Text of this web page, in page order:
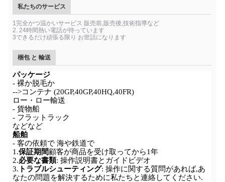
私たちのサービス
1完全かつ温かいサービス 販売前,販売後,技術指導など
2. 24時間熱い電話が待っています
3できるだけ頑張る限り お世話になります
梱包 と 輸送
パッケージ
- 裸か脱毛か
-->コンテナ (20GP,40GP,40HQ,40FR)
ロー・ロー輸送
- 貨物船
- フラットラック
などなど
船舶
- 客の依頼で 海や鉄道で
1.保証期間顧客が商品を受け取ってから1年
2.必要な書類: 操作説明書とガイドビデオ
3. トラブルシューティング: 操作に関する質問があれば,あ
なたの問題を解決するために私たちと連絡してください.